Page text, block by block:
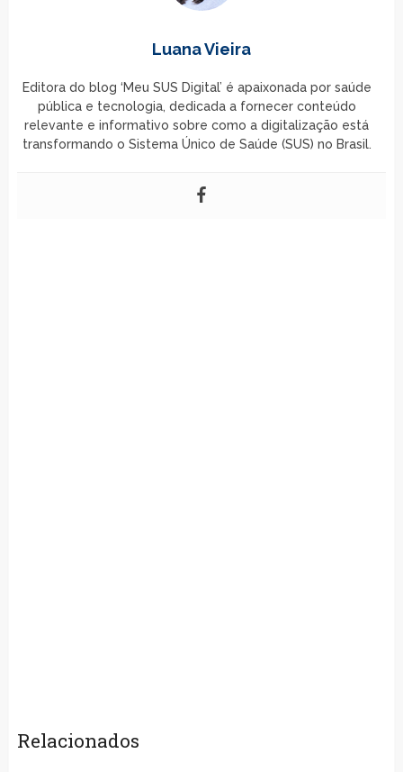
Luana Vieira
Editora do blog ‘Meu SUS Digital’ é apaixonada por saúde
pública e tecnologia, dedicada a fornecer conteúdo
relevante e informativo sobre como a digitalização está
transformando o Sistema Único de Saúde (SUS) no Brasil.
Relacionados